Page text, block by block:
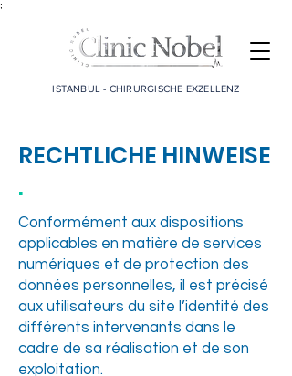
;
ISTANBUL - CHIRURGISCHE EXZELLENZ
RECHTLICHE HINWEISE
.
Conformément aux dispositions
applicables en matière de services
numériques et de protection des
données personnelles, il est précisé
aux utilisateurs du site l’identité des
différents intervenants dans le
cadre de sa réalisation et de son
exploitation.